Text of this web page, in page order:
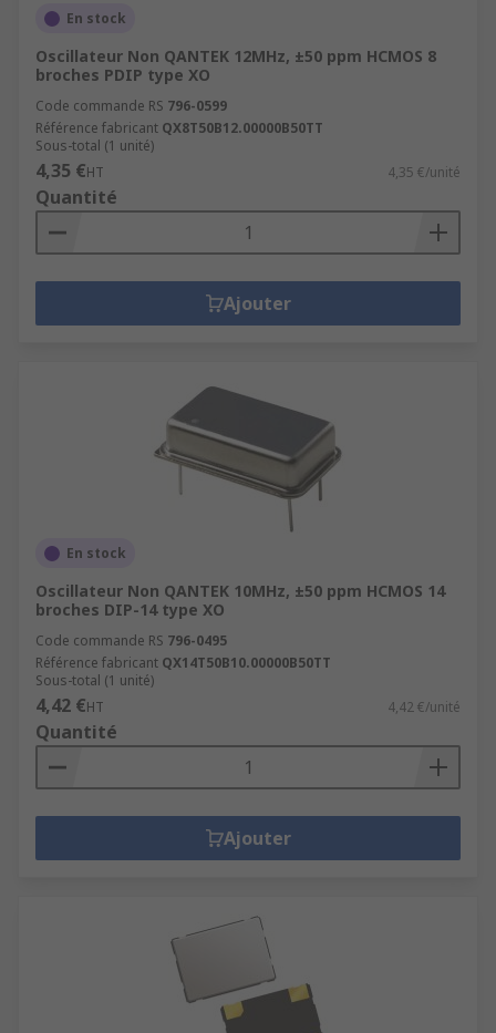
En stock
Oscillateur Non QANTEK 12MHz, ±50 ppm HCMOS 8
broches PDIP type XO
Code commande RS 796-0599
Référence fabricant QX8T50B12.00000B50TT
Sous-total (1 unité)
4,35 €HT 4,35 €/unité
Quantité
Ajouter
En stock
Oscillateur Non QANTEK 10MHz, ±50 ppm HCMOS 14
broches DIP-14 type XO
Code commande RS 796-0495
Référence fabricant QX14T50B10.00000B50TT
Sous-total (1 unité)
4,42 €HT 4,42 €/unité
Quantité
Ajouter